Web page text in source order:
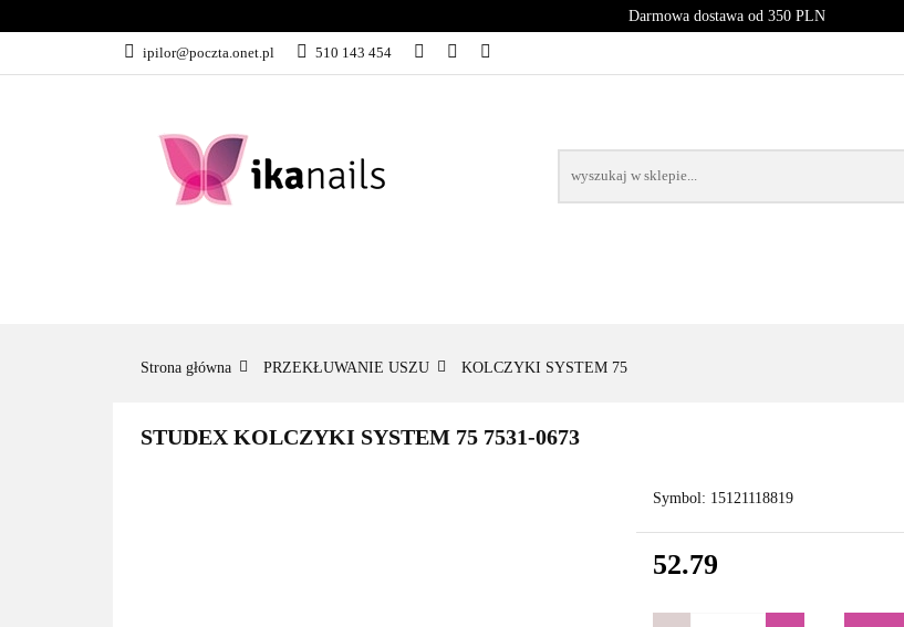
Darmowa dostawa od 350 PLN
ipilor@poczta.onet.pl 510 143 454KATEGORIE
Strona główna PRZEKŁUWANIE USZU KOLCZYKI SYSTEM 75
STUDEX KOLCZYKI SYSTEM 75 7531-0673
Symbol: 15121118819
52.79